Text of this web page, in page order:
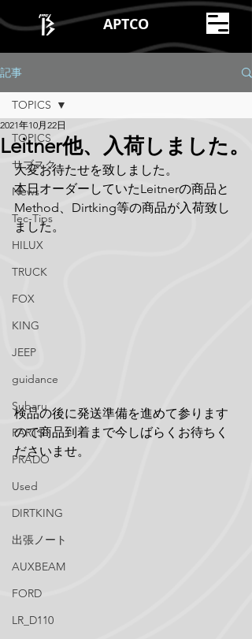
APTCO
記事
TOPICS
サブスク
News
Tec-Tips
HILUX
TRUCK
FOX
KING
JEEP
guidance
Subaru
PARTS
PRADO
Used
DIRTKING
出張ノート
AUXBEAM
FORD
LR_D110
TOPICS
Leitner他、入荷しました。
2021年10月22日
大変お待たせを致しました。
本日オーダーしていたLeitnerの商品と
Method、Dirtking等の商品が入荷致し
ました。
検品の後に発送準備を進めて参ります
ので商品到着まで今しばらくお待ちく
ださいませ。